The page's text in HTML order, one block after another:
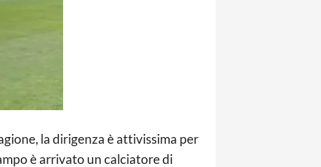
la dirigenza è attivissima per
è arrivato un calciatore di